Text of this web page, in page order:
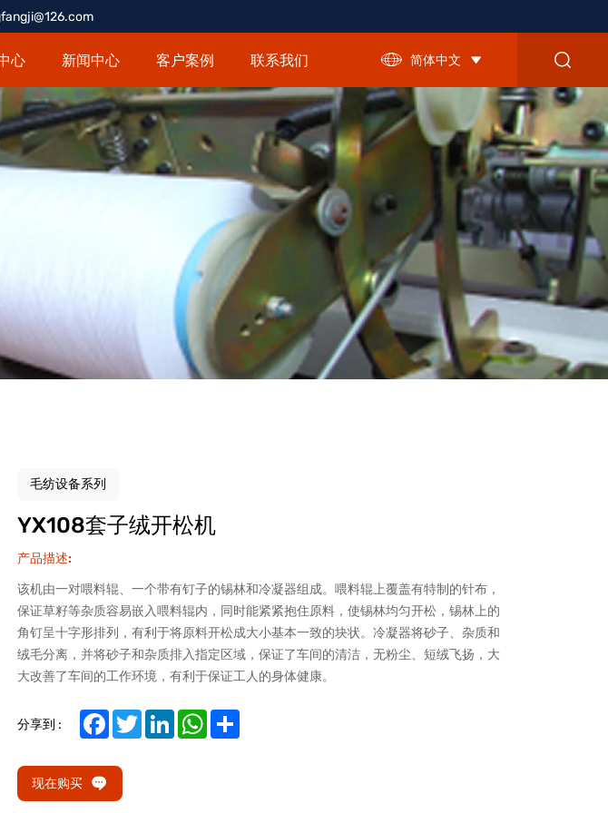
心 新闻中心 客户案例 联系我们 简体中文
毛纺设备系列
YX108套子绒开松机
产品描述:
该机由一对喂料辊、一个带有钉子的锡林和冷凝器组成。喂料辊上覆盖有特制的针布，
保证草籽等杂质容易嵌入喂料辊内，同时能紧紧抱住原料，使锡林均匀开松，锡林上的
角钉呈十字形排列，有利于将原料开松成大小基本一致的块状。冷凝器将砂子、杂质和
绒毛分离，并将砂子和杂质排入指定区域，保证了车间的清洁，无粉尘、短绒飞扬，大
大改善了车间的工作环境，有利于保证工人的身体健康。
分享到 : FacebookTwitterLinkedInWhatsApp
Share
现在购买